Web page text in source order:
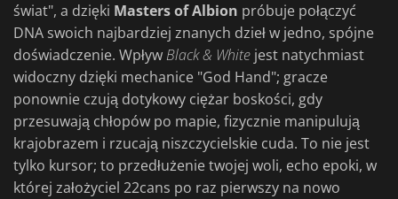
świat", a dzięki Masters of Albion próbuje połączyć
DNA swoich najbardziej znanych dzieł w jedno, spójne
doświadczenie. WpływBlack & White jest natychmiast
widoczny dzięki mechanice "God Hand"; gracze
ponownie czują dotykowy ciężar boskości, gdy
przesuwają chłopów po mapie, fizycznie manipulują
krajobrazem i rzucają niszczycielskie cuda. To nie jest
tylko kursor; to przedłużenie twojej woli, echo epoki, w
której założyciel 22cans po raz pierwszy na nowo